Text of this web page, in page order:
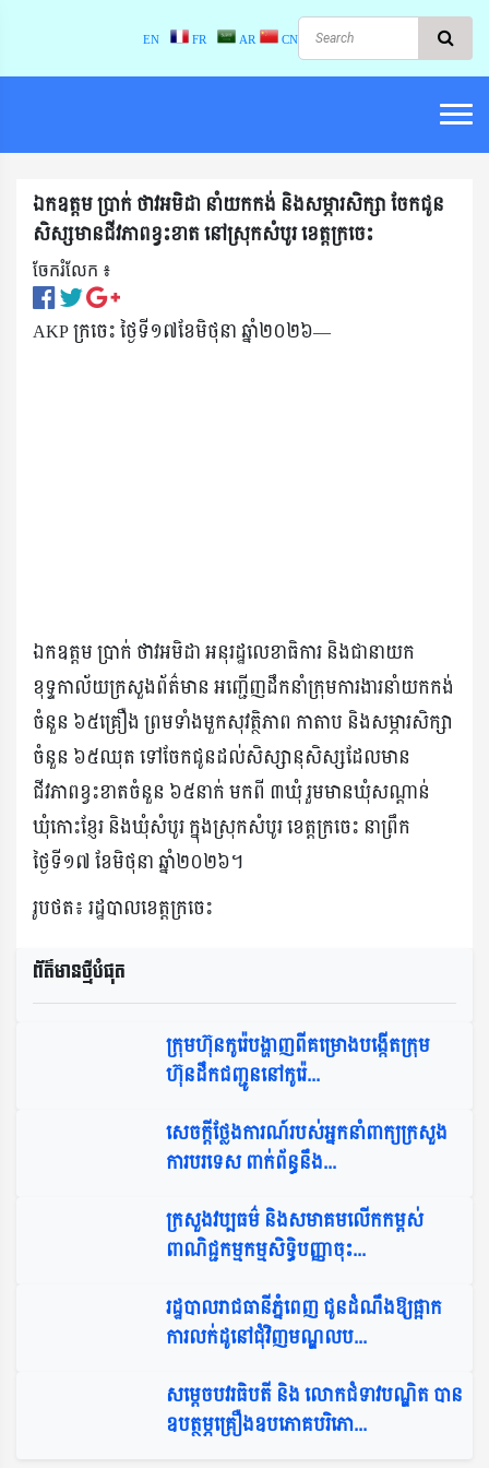
EN FR AR CN
ឯកឧត្តម ប្រាក់ ថាវអមិដា នាំយកកង់ និងសម្ភារសិក្សា ចែកជូន
សិស្សមានជីវភាពខ្វះខាត នៅស្រុកសំបូរ ខេត្តក្រចេះ
ចែករំលែក ៖​
AKP ក្រចេះ ថ្ងៃទី១៧ខែមិថុនា ឆ្នាំ២០២៦—
ឯកឧត្តម ប្រាក់ ថាវអមិដា អនុរដ្ឋលេខាធិការ និងជានាយក
ខុទ្ទកាល័យក្រសួងព័ត៌មាន អញ្ជើញដឹកនាំក្រុមការងារនាំយកកង់
ចំនួន ៦៥គ្រឿង ព្រមទាំងមួកសុវត្ថិភាព កាតាប និងសម្ភារសិក្សា
ចំនួន ៦៥ឈុត ទៅចែកជូនដល់សិស្សានុសិស្សដែលមាន
ជីវភាពខ្វះខាតចំនួន ៦៥នាក់ មកពី ៣ឃុំ រួមមានឃុំសណ្តាន់
ឃុំកោះខ្ញែរ និងឃុំសំបូរ ក្នុងស្រុកសំបូរ ខេត្តក្រចេះ នាព្រឹក
ថ្ងៃទី១៧ ខែមិថុនា ឆ្នាំ២០២៦។
រូបថត៖ រដ្ឋបាលខេត្តក្រចេះ
ព័ត៌មានថ្មីបំផុត​
ក្រុមហ៊ុនកូរ៉េបង្ហាញពីគម្រោងបង្កើតក្រុម
ហ៊ុនដឹកជញ្ជូននៅកូរ៉េ​...
សេចក្តីថ្លែងការណ៍របស់អ្នកនាំពាក្យក្រសួង
ការបរទេស ពាក់ព័ន្ធនឹង...
ក្រសួងវប្បធម៌ និងសមាគមលើកកម្ពស់
ពាណិជ្ជកម្មកម្មសិទ្ធិបញ្ញាចុះ...
រដ្ឋបាលរាជធានីភ្នំពេញ ជូនដំណឹងឱ្យផ្អាក
ការលក់ដូនៅជុំវិញមណ្ឌលប...
សម្តេចបវរធិបតី និង លោកជំទាវបណ្ឌិត បាន
ឧបត្ថម្ភគ្រឿងឧបភោគបរិភោ...